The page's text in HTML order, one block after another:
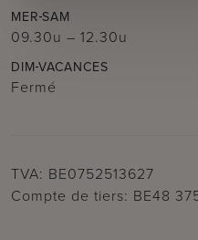
MER SAM
09.30u – 12.30u
DIMVACANCES
Fermé
TVA: BE0752513627
Compte de tiers: BE48